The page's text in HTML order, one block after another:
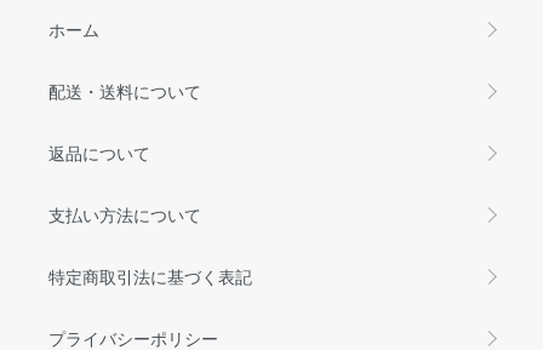
ホーム
配送・送料について
返品について
支払い方法について
特定商取引法に基づく表記
プライバシーポリシー